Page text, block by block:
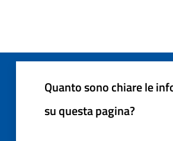
Quanto sono chiare le
su questa pagina?